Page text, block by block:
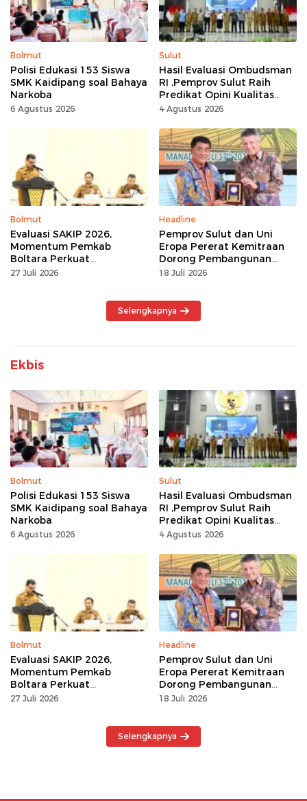
Bolmut
Polisi Edukasi 153 Siswa
SMK Kaidipang soal Bahaya
Narkoba
6 Agustus 2026
Sulut
Hasil Evaluasi Ombudsman
RI ,Pemprov Sulut Raih
Predikat Opini Kualitas
Tinggi Tanpa
4 Agustus 2026
Bolmut
Evaluasi SAKIP 2026,
Momentum Pemkab
Boltara Perkuat
Akuntabilitas dan Kinerja
27 Juli 2026
Headline
Pemprov Sulut dan Uni
Eropa Pererat Kemitraan
Dorong Pembangunan
Berkelanjutan
18 Juli 2026
Selengkapnya
Ekbis
Bolmut
Polisi Edukasi 153 Siswa
SMK Kaidipang soal Bahaya
Narkoba
6 Agustus 2026
Sulut
Hasil Evaluasi Ombudsman
RI ,Pemprov Sulut Raih
Predikat Opini Kualitas
Tinggi Tanpa
4 Agustus 2026
Bolmut
Evaluasi SAKIP 2026,
Momentum Pemkab
Boltara Perkuat
Akuntabilitas dan Kinerja
27 Juli 2026
Headline
Pemprov Sulut dan Uni
Eropa Pererat Kemitraan
Dorong Pembangunan
Berkelanjutan
18 Juli 2026
Selengkapnya